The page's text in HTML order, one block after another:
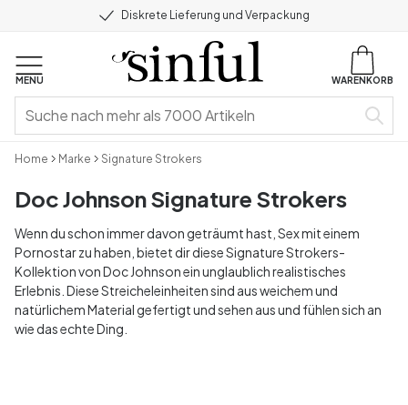
Diskrete Lieferung und Verpackung
MENU WARENKORB
Home Marke Signature Strokers
Doc Johnson Signature Strokers
Wenn du schon immer davon geträumt hast, Sex mit einem
Pornostar zu haben, bietet dir diese Signature Strokers-
Kollektion von Doc Johnson ein unglaublich realistisches
Erlebnis. Diese Streicheleinheiten sind aus weichem und
natürlichem Material gefertigt und sehen aus und fühlen sich an
wie das echte Ding.